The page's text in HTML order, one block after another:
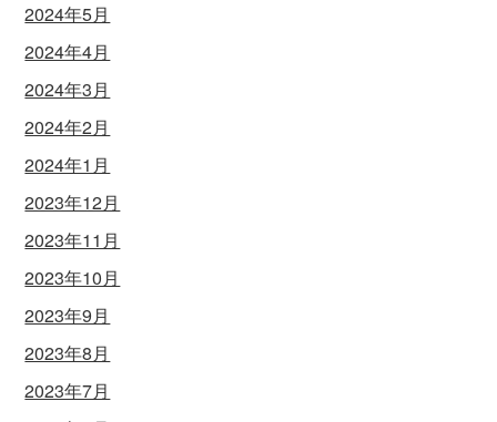
2024年5月
2024年4月
2024年3月
2024年2月
2024年1月
2023年12月
2023年11月
2023年10月
2023年9月
2023年8月
2023年7月